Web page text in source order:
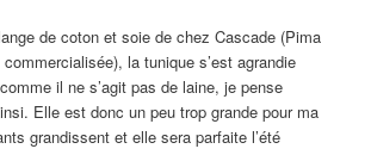
de coton et soie de chez Cascade (Pima
la tunique s’est agrandie
il ne s’agit pas de laine, je pense
Elle est donc un peu trop grande pour ma
grandissent et elle sera parfaite l’été